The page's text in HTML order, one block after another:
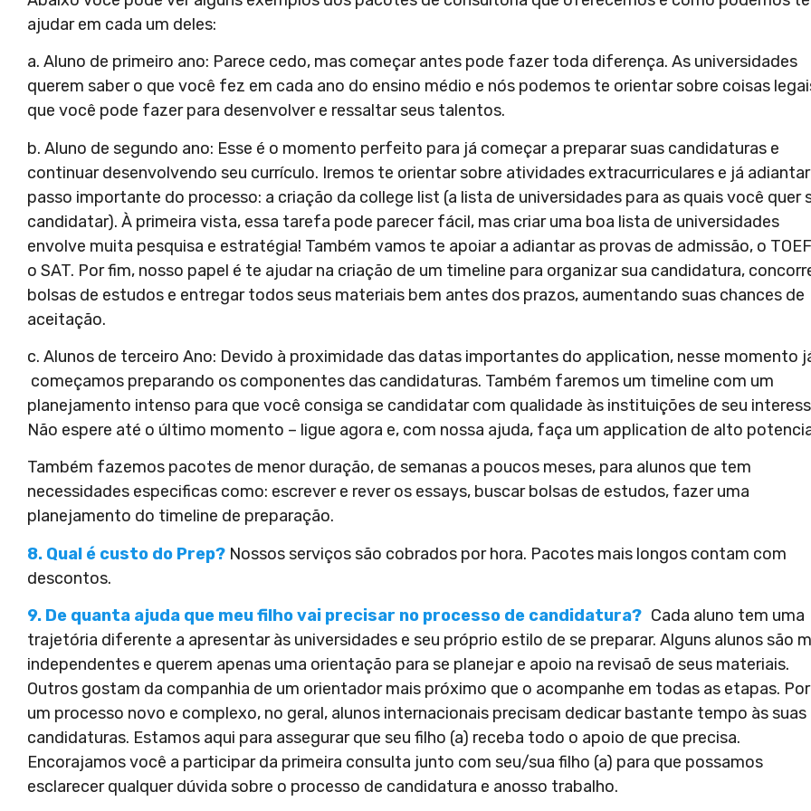
ajudar em cada um deles:
a. Aluno de primeiro ano: Parece cedo, mas começar antes pode fazer toda diferença. As universidades
querem saber o que você fez em cada ano do ensino médio e nós podemos te orientar sobre coisas
que você pode fazer para desenvolver e ressaltar seus talentos.
b. Aluno de segundo ano: Esse é o momento perfeito para já começar a preparar suas candidaturas e
continuar desenvolvendo seu currículo. Iremos te orientar sobre atividades extracurriculares e já
passo importante do processo: a criação da college list (a lista de universidades para as quais você quer
candidatar). À primeira vista, essa tarefa pode parecer fácil, mas criar uma boa lista de universidades
envolve muita pesquisa e estratégia! Também vamos te apoiar a adiantar as provas de admissão, o
o SAT. Por fim, nosso papel é te ajudar na criação de um timeline para organizar sua candidatura,
bolsas de estudos e entregar todos seus materiais bem antes dos prazos, aumentando suas chances de
aceitação.
c. Alunos de terceiro Ano: Devido à proximidade das datas importantes do application, nesse momento
começamos preparando os componentes das candidaturas. Também faremos um timeline com um
planejamento intenso para que você consiga se candidatar com qualidade às instituições de seu
Não espere até o último momento – ligue agora e, com nossa ajuda, faça um application de alto
Também fazemos pacotes de menor duração, de semanas a poucos meses, para alunos que tem
necessidades especificas como: escrever e rever os essays, buscar bolsas de estudos, fazer uma
planejamento do timeline de preparação.
8. Qual é custo do Prep? Nossos serviços são cobrados por hora. Pacotes mais longos contam com
descontos.
9. De quanta ajuda que meu filho vai precisar no processo de candidatura? Cada aluno tem uma
trajetória diferente a apresentar às universidades e seu próprio estilo de se preparar. Alguns alunos são
independentes e querem apenas uma orientação para se planejar e apoio na revisaõ de seus materiais.
Outros gostam da companhia de um orientador mais próximo que o acompanhe em todas as etapas.
um processo novo e complexo, no geral, alunos internacionais precisam dedicar bastante tempo às suas
candidaturas. Estamos aqui para assegurar que seu filho (a) receba todo o apoio de que precisa.
Encorajamos você a participar da primeira consulta junto com seu/sua filho (a) para que possamos
esclarecer qualquer dúvida sobre o processo de candidatura e anosso trabalho.